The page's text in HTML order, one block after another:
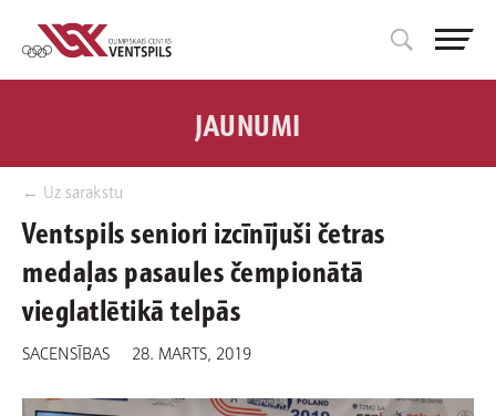
← Uz sarakstu
JAUNUMI
Ventspils seniori izcīnījuši četras
medaļas pasaules čempionātā
vieglatlētikā telpās
SACENSĪBAS 28. MARTS, 2019